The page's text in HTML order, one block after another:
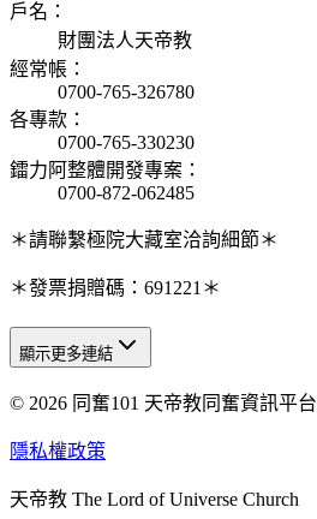
戶名 ：
財團法人天帝教
經常帳 ：
0700-765-326780
各專款 ：
0700-765-330230
鐳力阿整體開發專案 ：
0700-872-062485
＊請聯繫極院大藏室洽詢細節＊
＊發票捐贈碼：691221＊
天人研究總院
天人研究學院
天人炁功院
顯示更多連結
© 2026 同奮101 天帝教同奮資訊平台
隱私權政策
天帝教 The Lord of Universe Church